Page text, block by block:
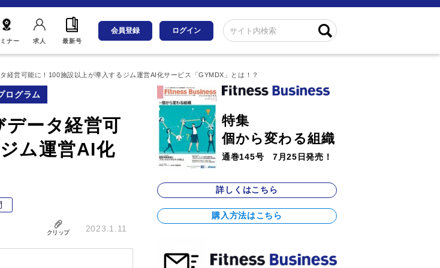
ナー 求人 最新号
会員登録 ログイン
経営可能に！100施設以上が導入するジム運営AI化サービス「GYMDX」とは！？
ログラム
ータ経営可
ム運営AI化
クリップ 2023.1.11
特集
個から変わる組織
通巻145号 7月25日発売！
詳しくはこちら
購入方法はこちら